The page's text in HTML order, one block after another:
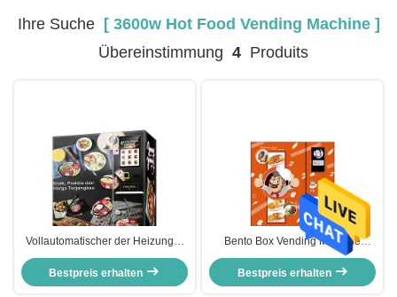
Ihre Suche[ 3600w Hot Food Vending Machine ]
Übereinstimmung 4Produits
Vollautomatischer der Heizungs-
Automat kundengebundener
warmen Küche der warmen
Küche Automat
Bestpreis erhalten
Bento Box Vending Machine
Freezing-Mahlzeit-Automat
vorbereiteter
Nahrungsmittelautomat
Bestpreis erhalten